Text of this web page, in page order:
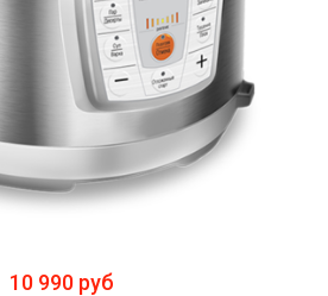
10 990 руб